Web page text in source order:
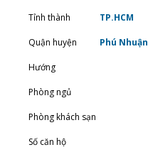
Tỉnh thành TP.HCM
Quận huyện Phú Nhuận
Hướng
Phòng ngủ
Phòng khách sạn
Số căn hộ